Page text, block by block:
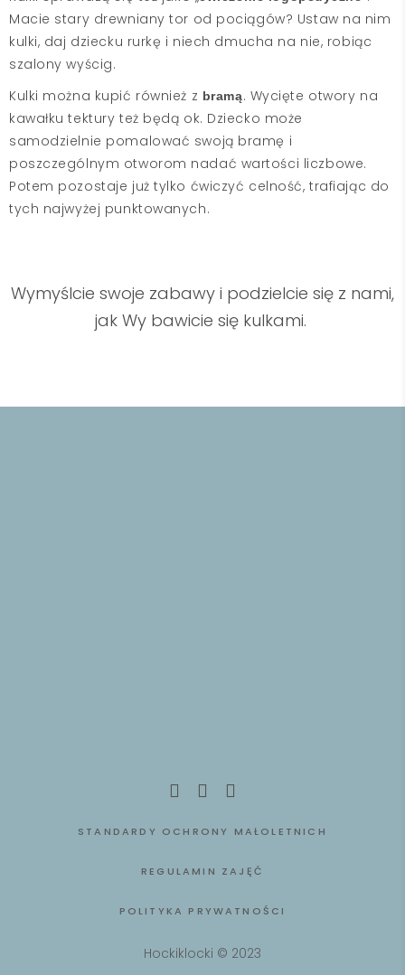
Macie stary drewniany tor od pociągów? Ustaw na nim
kulki, daj dziecku rurkę i niech dmucha na nie, robiąc
szalony wyścig.
Kulki można kupić również z bramą. Wycięte otwory na
kawałku tektury też będą ok. Dziecko może
samodzielnie pomalować swoją bramę i
poszczególnym otworom nadać wartości liczbowe.
Potem pozostaje już tylko ćwiczyć celność, trafiając do
tych najwyżej punktowanych.
Wymyślcie swoje zabawy i podzielcie się z nami,
jak Wy bawicie się kulkami.
STANDARDY OCHRONY MAŁOLETNICH
REGULAMIN ZAJĘĆ
POLITYKA PRYWATNOŚCI
Hockiklocki © 2023